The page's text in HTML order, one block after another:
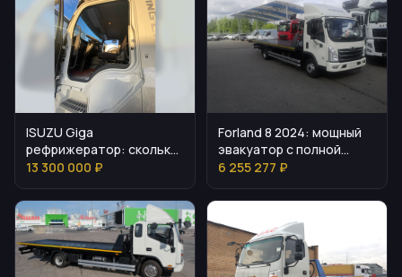
ISUZU Giga
рефрижератор: сколько
стоит и как подобрать
13 300 000 ₽
Forland 8 2024: мощный
эвакуатор с полной
комплектацией
6 255 277 ₽